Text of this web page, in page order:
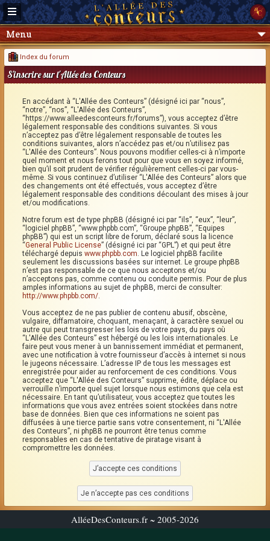
Menu
Index du forum
S'inscrire sur l'Allée des Conteurs
En accédant à “L'Allée des Conteurs” (désigné ici par “nous”,
“notre”, “nos”, “L'Allée des Conteurs”,
“https://www.alleedesconteurs.fr/forums”), vous acceptez d’être
légalement responsable des conditions suivantes. Si vous
n’acceptez pas d’être légalement responsable de toutes les
conditions suivantes, alors n’accédez pas et/ou n’utilisez pas
“L'Allée des Conteurs”. Nous pouvons modifier celles-ci à n’importe
quel moment et nous ferons tout pour que vous en soyez informé,
bien qu’il soit prudent de vérifier régulièrement celles-ci par vous-
même. Si vous continuez d’utiliser “L'Allée des Conteurs” alors que
des changements ont été effectués, vous acceptez d’être
légalement responsable des conditions découlant des mises à jour
et/ou modifications.
Notre forum est de type phpBB (désigné ici par “ils”, “eux”, “leur”,
“logiciel phpBB”, “www.phpbb.com”, “Groupe phpBB”, “Equipes
phpBB”) qui est un script libre de forum, déclaré sous la licence
“General Public License” (désigné ici par “GPL”) et qui peut être
téléchargé depuis www.phpbb.com. Le logiciel phpBB facilite
seulement les discussions basées sur internet. Le groupe phpBB
n’est pas responsable de ce que nous acceptons et/ou
n’acceptons pas, comme contenu ou conduite permis. Pour de plus
amples informations au sujet de phpBB, merci de consulter:
http://www.phpbb.com/.
Vous acceptez de ne pas publier de contenu abusif, obscène,
vulgaire, diffamatoire, choquant, menaçant, à caractère sexuel ou
autre qui peut transgresser les lois de votre pays, du pays où
“L'Allée des Conteurs” est hébergé ou les lois internationales. Le
faire peut vous mener à un bannissement immédiat et permanent,
avec une notification à votre fournisseur d’accès à internet si nous
le jugeons nécessaire. L’adresse IP de tous les messages est
enregistrée pour aider au renforcement de ces conditions. Vous
acceptez que “L'Allée des Conteurs” supprime, édite, déplace ou
verrouille n’importe quel sujet lorsque nous estimons que cela est
nécessaire. En tant qu’utilisateur, vous acceptez que toutes les
informations que vous avez entrées soient stockées dans notre
base de données. Bien que ces informations ne soient pas
diffusées à une tierce partie sans votre consentement, ni “L'Allée
des Conteurs”, ni phpBB ne pourront être tenus comme
responsables en cas de tentative de piratage visant à
compromettre les données.
AlléeDesConteurs.fr ~ 2005-2026